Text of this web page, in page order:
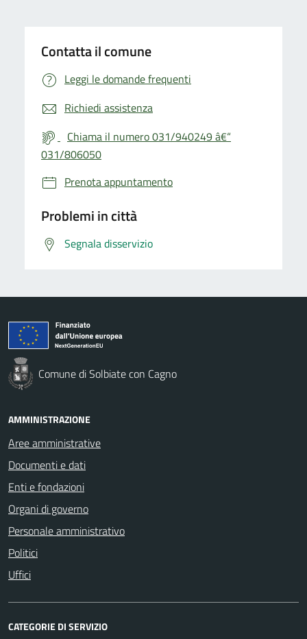
Contatta il comune
Leggi le domande frequenti
Richiedi assistenza
Chiama il numero 031/940249 â€“
031/806050
Prenota appuntamento
Problemi in città
Segnala disservizio
Comune di Solbiate con Cagno
AMMINISTRAZIONE
Aree amministrative
Documenti e dati
Enti e fondazioni
Organi di governo
Personale amministrativo
Politici
Uffici
CATEGORIE DI SERVIZIO